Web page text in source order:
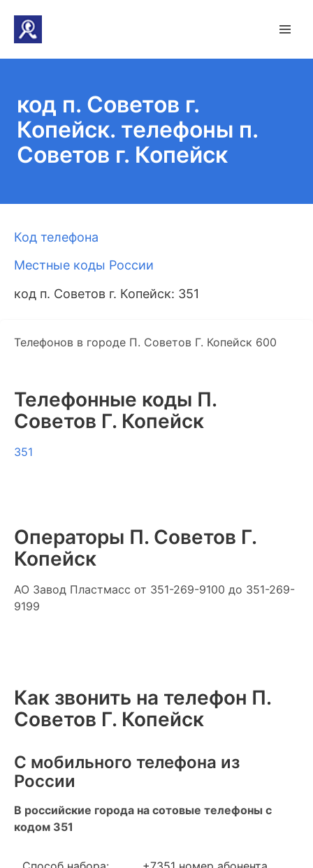
код п. Советов г.
Копейск. телефоны п.
Советов г. Копейск
Код телефона
Местные коды России
код п. Советов г. Копейск: 351
Телефонов в городе П. Советов Г. Копейск 600
Телефонные коды П.
Советов Г. Копейск
351
Операторы П. Советов Г.
Копейск
АО Завод Пластмасс от 351-269-9100 до 351-269-
9199
Как звонить на телефон П.
Советов Г. Копейск
С мобильного телефона из
России
В российские города на сотовые телефоны с
кодом 351